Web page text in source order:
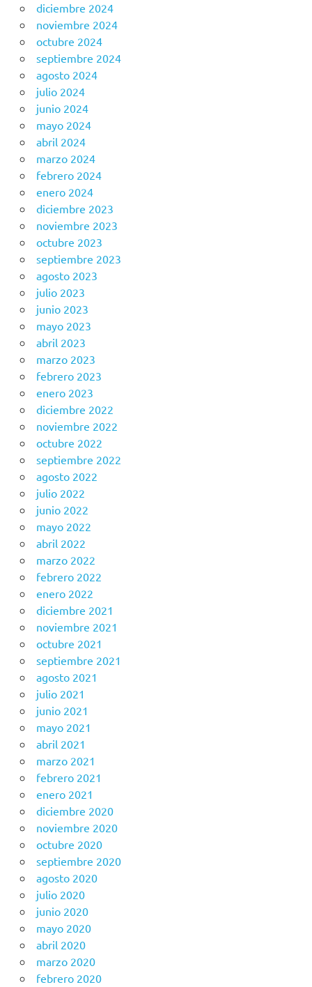
diciembre 2024
noviembre 2024
octubre 2024
septiembre 2024
agosto 2024
julio 2024
junio 2024
mayo 2024
abril 2024
marzo 2024
febrero 2024
enero 2024
diciembre 2023
noviembre 2023
octubre 2023
septiembre 2023
agosto 2023
julio 2023
junio 2023
mayo 2023
abril 2023
marzo 2023
febrero 2023
enero 2023
diciembre 2022
noviembre 2022
octubre 2022
septiembre 2022
agosto 2022
julio 2022
junio 2022
mayo 2022
abril 2022
marzo 2022
febrero 2022
enero 2022
diciembre 2021
noviembre 2021
octubre 2021
septiembre 2021
agosto 2021
julio 2021
junio 2021
mayo 2021
abril 2021
marzo 2021
febrero 2021
enero 2021
diciembre 2020
noviembre 2020
octubre 2020
septiembre 2020
agosto 2020
julio 2020
junio 2020
mayo 2020
abril 2020
marzo 2020
febrero 2020